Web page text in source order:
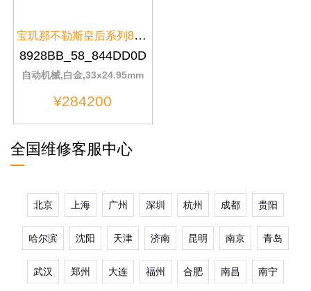
宝玑那不勒斯皇后系列8928BB/58/8...
8928BB_58_844DD0D
自动机械,白金,33x24.95mm
¥284200
全国维修客服中心
北京 上海 广州 深圳 杭州 成都 贵阳
哈尔滨 沈阳 天津 济南 昆明 南京 青岛
武汉 郑州 大连 福州 合肥 南昌 南宁